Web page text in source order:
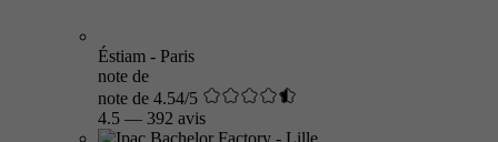
Éstiam - Paris
note de
note de 4.54/5
4.5 — 392 avis